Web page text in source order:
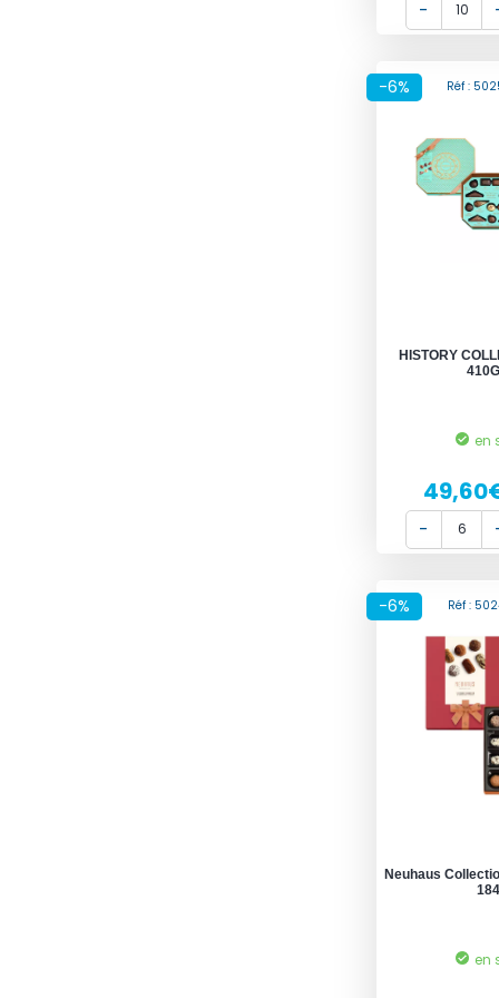
-6% Réf :
HISTORY
en
-6% Réf :
Neuhaus
en